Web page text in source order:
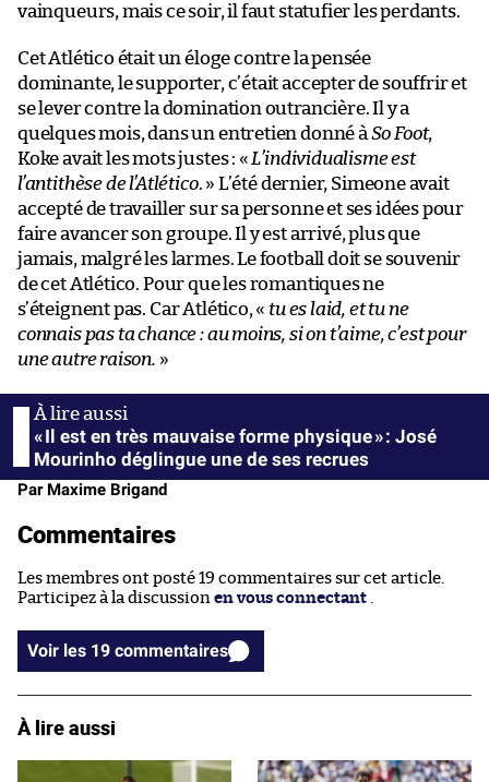
vainqueurs, mais ce soir, il faut statufier les perdants.
Cet Atlético était un éloge contre la pensée
dominante, le supporter, c’était accepter de souffrir et
se lever contre la domination outrancière. Il y a
quelques mois, dans un entretien donné à So Foot,
Koke avait les mots justes : « L’individualisme est
l’antithèse de l’Atlético. » L’été dernier, Simeone avait
accepté de travailler sur sa personne et ses idées pour
faire avancer son groupe. Il y est arrivé, plus que
jamais, malgré les larmes. Le football doit se souvenir
de cet Atlético. Pour que les romantiques ne
s’éteignent pas. Car Atlético, «tu es laid, et tu ne
connais pas ta chance : au moins, si on t’aime, c’est pour
une autre raison. »
« Il est en très mauvaise forme physique » : José
Mourinho déglingue une de ses recrues
Par Maxime Brigand
Commentaires
Les membres ont posté 19 commentaires sur cet article.
Participez à la discussion en vous connectant
Voir les 19 commentaires
À lire aussi